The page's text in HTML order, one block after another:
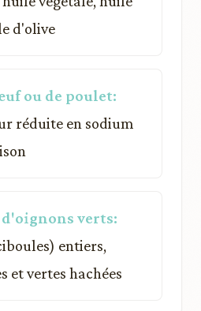
d'olive
ou de poulet:
réduite en sodium
verts:
entiers,
et vertes hachées